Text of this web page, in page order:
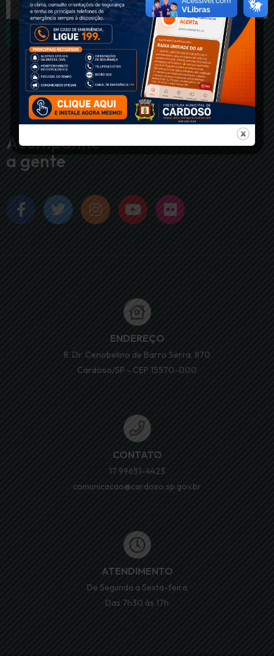
Acompanhe
a gente
ENDEREÇO
R. Dr. Cenobelino de Barro Serra, 870
Cardoso/SP - CEP 15570-000
CONTATO
17 99651-4423
comunicacao@cardoso.sp.gov.br
ATENDIMENTO
De Segunda a Sexta-feira
Das 7h30 às 17h